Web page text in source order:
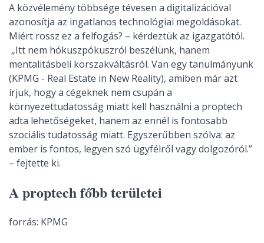
A közvélemény többsége tévesen a digitalizációval
azonosítja az ingatlanos technológiai megoldásokat.
Miért rossz ez a felfogás? – kérdeztük az igazgatótól.
„Itt nem hókuszpókuszról beszélünk, hanem
mentalitásbeli korszakváltásról. Van egy tanulmányunk
(KPMG - Real Estate in New Reality), amiben már azt
írjuk, hogy a cégeknek nem csupán a
környezettudatosság miatt kell használni a proptech
adta lehetőségeket, hanem az ennél is fontosabb
szociális tudatosság miatt. Egyszerűbben szólva: az
ember is fontos, legyen szó ügyfélről vagy dolgozóról.”
– fejtette ki.
A proptech főbb területei
forrás: KPMG